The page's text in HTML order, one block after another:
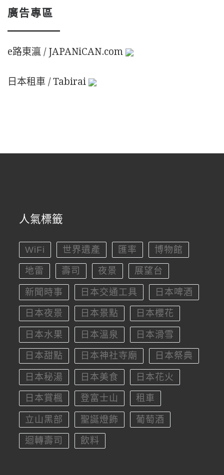
廣告專區
e路東瀛 / JAPANiCAN.com
日本租車 / Tabirai
人氣標籤
WiFi 世界遺產 匯率 博物館
地雷 壽司 夜景 展望台
新聞時事 日本交通工具 日本啤酒
日本夜景 日本景點 日本櫻花
日本水果 日本溫泉 日本滑雪
日本甜點 日本神社寺廟 日本祭典
日本秘湯 日本美食 日本花火
日本賞楓 登富士山 租車
立山黑部 聖誕燈飾 葡萄酒
迴轉壽司 飲料